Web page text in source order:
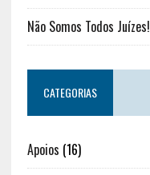
Não Somos Todos Juízes!
CATEGORIAS
Apoios (16)